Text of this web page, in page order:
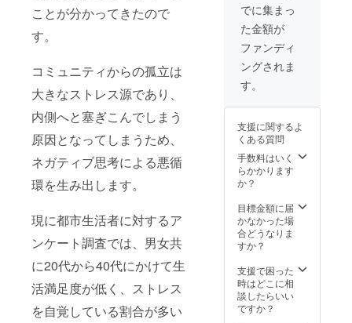
ことが分かってきたので
す。
コミュニティからの孤立は
大きなストレス源であり、
内側へと塞ぎこんでしまう
原因となってしまうため、
ネガティブ思考による悪循
環を生み出します。
現に都市生活者に対するア
ンケート調査では、男女共
に20代から40代にかけて生
活満足度が低く、ストレス
を自覚している割合が多い
でに集まっ
た金額が
ファンディ
ングされま
す。
支援に関するよ
くある質問
手数料はいく
らかかります
か？
目標金額に届
かなかった場
合どうなりま
すか？
支援で困った
時はどこに相
談したらいい
ですか？